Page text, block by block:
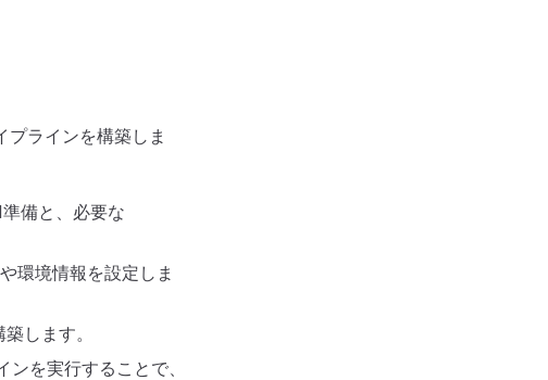
ラインを構築しま
備と、必要な
環境情報を設定しま
します。
を実行することで、